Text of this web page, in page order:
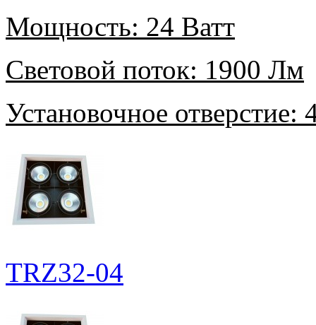
Мощность: 24 Ватт
Световой поток: 1900 Лм
Установочное отверстие:
TRZ32-04